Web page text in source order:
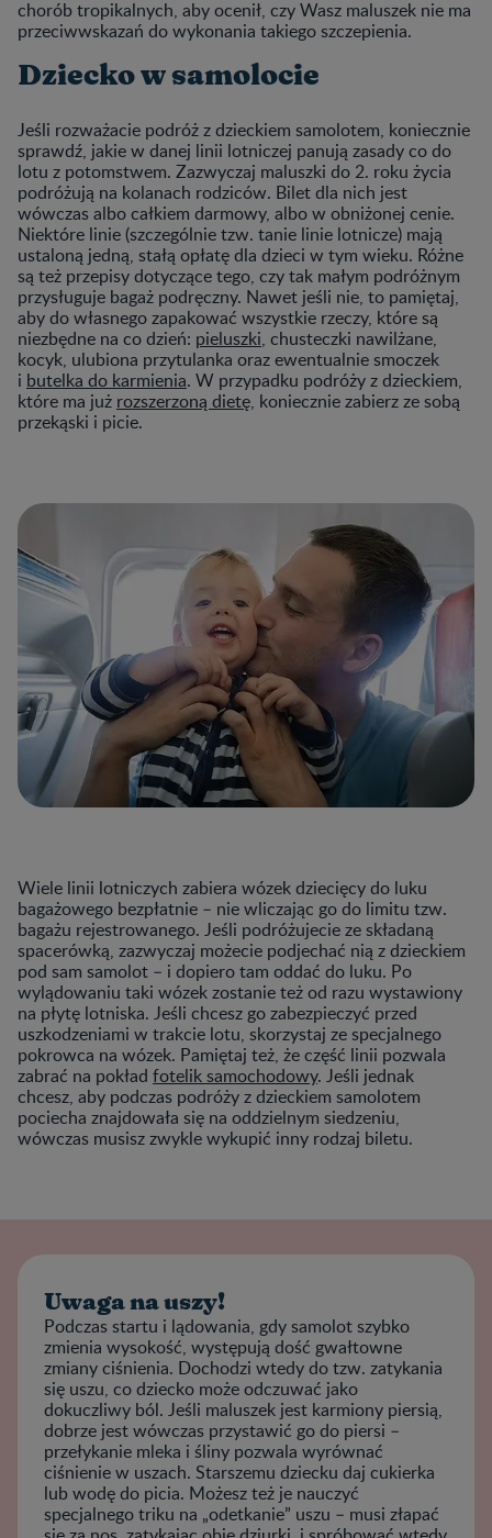
chorób tropikalnych, aby ocenił, czy Wasz maluszek nie ma
przeciwwskazań do wykonania takiego szczepienia.
Dziecko w samolocie
Jeśli rozważacie podróż z dzieckiem samolotem, koniecznie
sprawdź, jakie w danej linii lotniczej panują zasady co do
lotu z potomstwem. Zazwyczaj maluszki do 2. roku życia
podróżują na kolanach rodziców. Bilet dla nich jest
wówczas albo całkiem darmowy, albo w obniżonej cenie.
Niektóre linie (szczególnie tzw. tanie linie lotnicze) mają
ustaloną jedną, stałą opłatę dla dzieci w tym wieku. Różne
są też przepisy dotyczące tego, czy tak małym podróżnym
przysługuje bagaż podręczny. Nawet jeśli nie, to pamiętaj,
aby do własnego zapakować wszystkie rzeczy, które są
niezbędne na co dzień: pieluszki, chusteczki nawilżane,
kocyk, ulubiona przytulanka oraz ewentualnie smoczek
i butelka do karmienia. W przypadku podróży z dzieckiem,
które ma już rozszerzoną dietę, koniecznie zabierz ze sobą
przekąski i picie.
Wiele linii lotniczych zabiera wózek dziecięcy do luku
bagażowego bezpłatnie – nie wliczając go do limitu tzw.
bagażu rejestrowanego. Jeśli podróżujecie ze składaną
spacerówką, zazwyczaj możecie podjechać nią z dzieckiem
pod sam samolot – i dopiero tam oddać do luku. Po
wylądowaniu taki wózek zostanie też od razu wystawiony
na płytę lotniska. Jeśli chcesz go zabezpieczyć przed
uszkodzeniami w trakcie lotu, skorzystaj ze specjalnego
pokrowca na wózek. Pamiętaj też, że część linii pozwala
zabrać na pokład fotelik samochodowy. Jeśli jednak
chcesz, aby podczas podróży z dzieckiem samolotem
pociecha znajdowała się na oddzielnym siedzeniu,
wówczas musisz zwykle wykupić inny rodzaj biletu.
Uwaga na uszy!
Podczas startu i lądowania, gdy samolot szybko
zmienia wysokość, występują dość gwałtowne
zmiany ciśnienia. Dochodzi wtedy do tzw. zatykania
się uszu, co dziecko może odczuwać jako
dokuczliwy ból. Jeśli maluszek jest karmiony piersią,
dobrze jest wówczas przystawić go do piersi –
przełykanie mleka i śliny pozwala wyrównać
ciśnienie w uszach. Starszemu dziecku daj cukierka
lub wodę do picia. Możesz też je nauczyć
specjalnego triku na „odetkanie” uszu – musi złapać